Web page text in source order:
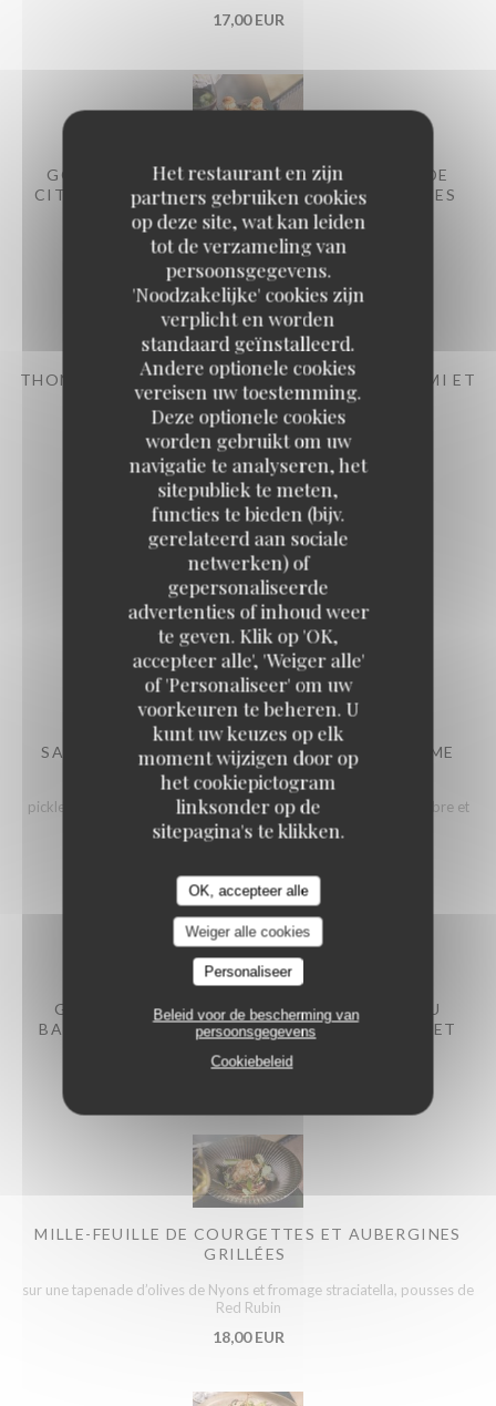
Het restaurant en zijn
partners gebruiken cookies
op deze site, wat kan leiden
tot de verzameling van
persoonsgegevens.
'Noodzakelijke' cookies zijn
verplicht en worden
standaard geïnstalleerd.
Andere optionele cookies
vereisen uw toestemming.
Deze optionele cookies
worden gebruikt om uw
navigatie te analyseren, het
sitepubliek te meten,
functies te bieden (bijv.
gerelateerd aan sociale
netwerken) of
gepersonaliseerde
advertenties of inhoud weer
te geven. Klik op 'OK,
accepteer alle', 'Weiger alle'
of 'Personaliseer' om uw
voorkeuren te beheren. U
kunt uw keuzes op elk
moment wijzigen door op
het cookiepictogram
linksonder op de
sitepagina's te klikken.
OK, accepteer alle
Weiger alle cookies
Personaliseer
Beleid voor de bescherming van
persoonsgegevens
Cookiebeleid
17,00 EUR
GOUGÈRES AU FROMAGE FRAIS ET ZESTES DE
CITRON, CHUTNEY D’ANANAS AUX BAIES ROSES
15,00 EUR
THON ROUGE EN SASHIMI, VINAIGRETTE UMAMI ET
OIGNON CÉBETTE
19,00 EUR
ENTRÉES
SANDRE DE LA FERME INTÉGRALE DE LA BAUME
D’HOSTUN MARINÉ COMME UN CEVICHE
pickles d’abricot rôti, vinaigrette de raisin blanc, eau de concombre et
gingembre perlé à l’huile verte, pousses de Métis
GASPACHO DE TOMATES ET PASTÈQUES AU
BASILIC, CROSTINI AU PAIN DE MIE MAISON ET
MILLE-FEUILLE DE COURGETTES ET AUBERGINES
GRILLÉES
sur une tapenade d’olives de Nyons et fromage straciatella, pousses de
Red Rubin
18,00 EUR